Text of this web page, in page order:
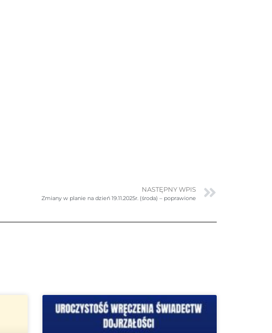
NASTĘPNY WPIS
Zmiany w planie na dzień 19.11.2025r. (środa) – poprawione